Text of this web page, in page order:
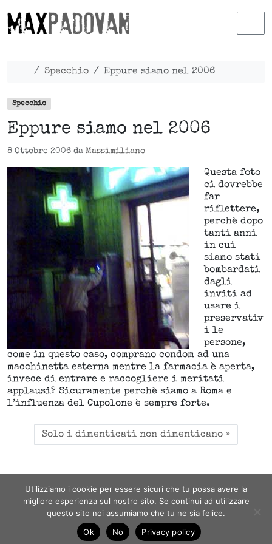
HomeSpecchio Eppure siamo nel 2006
Specchio
Eppure siamo nel 2006
8 Ottobre 2006 da Massimiliano
Questa foto
ci dovrebbe
far
riflettere,
perchè dopo
tanti anni
in cui
siamo stati
bombardati
dagli
inviti ad
usare i
preservativ
i le
persone,
come in questo caso, comprano condom ad una
macchinetta esterna mentre la farmacia è aperta,
invece di entrare e raccogliere i meritati
applausi? Sicuramente perchè siamo a Roma e
l’influenza del Cupolone è sempre forte.
Solo i dimenticati non dimenticano
2026 Massimiliano Padovan Di Benedetto
Utilizziamo i cookie per essere sicuri che tu possa avere la
migliore esperienza sul nostro sito. Se continui ad utilizzare
questo sito noi assumiamo che tu ne sia felice.
Ok
No Privacy policy